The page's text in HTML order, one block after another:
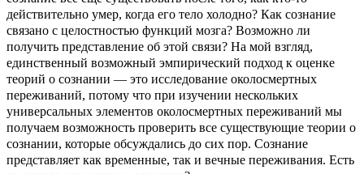
действительно умер, когда его тело холодно? Как сознание
связано с целостностью функций мозга? Возможно ли
получить представление об этой связи? На мой взгляд,
единственный возможный эмпирический подход к оценке
теорий о сознании — это исследование околосмертных
переживаний, потому что при изучении нескольких
универсальных элементов околосмертных переживаний мы
получаем возможность проверить все существующие теории о
сознании, которые обсуждались до сих пор. Сознание
представляет как временные, так и вечные переживания. Есть